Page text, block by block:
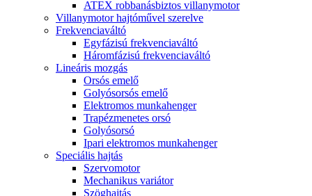
ATEX robbanásbiztos villanymotor
Villanymotor hajtóművel szerelve
Frekvenciaváltó
Egyfázisú frekvenciaváltó
Háromfázisú frekvenciaváltó
Lineáris mozgás
Orsós emelő
Golyósorsós emelő
Elektromos munkahenger
Trapézmenetes orsó
Golyósorsó
Ipari elektromos munkahenger
Speciális hajtás
Szervomotor
Mechanikus variátor
Szöghajtás